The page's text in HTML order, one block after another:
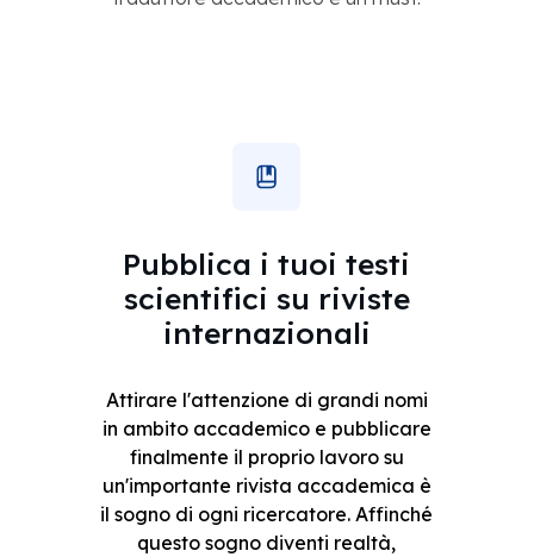
Pubblica i tuoi testi
scientifici su riviste
internazionali
Attirare l'attenzione di grandi nomi
in ambito accademico e pubblicare
finalmente il proprio lavoro su
un'importante rivista accademica è
il sogno di ogni ricercatore. Affinché
questo sogno diventi realtà,